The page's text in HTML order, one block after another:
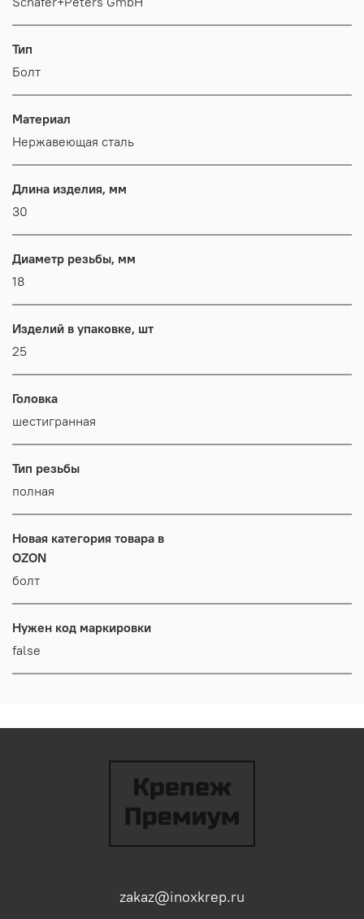
Тип
Болт
Материал
Нержавеющая сталь
Длина изделия, мм
30
Диаметр резьбы, мм
18
Изделий в упаковке, шт
25
Головка
шестигранная
Тип резьбы
полная
Новая категория товара в
OZON
болт
Нужен код маркировки
false
zakaz@inoxkrep.ru